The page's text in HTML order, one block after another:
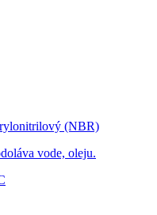
(NBR)
vode, oleju.